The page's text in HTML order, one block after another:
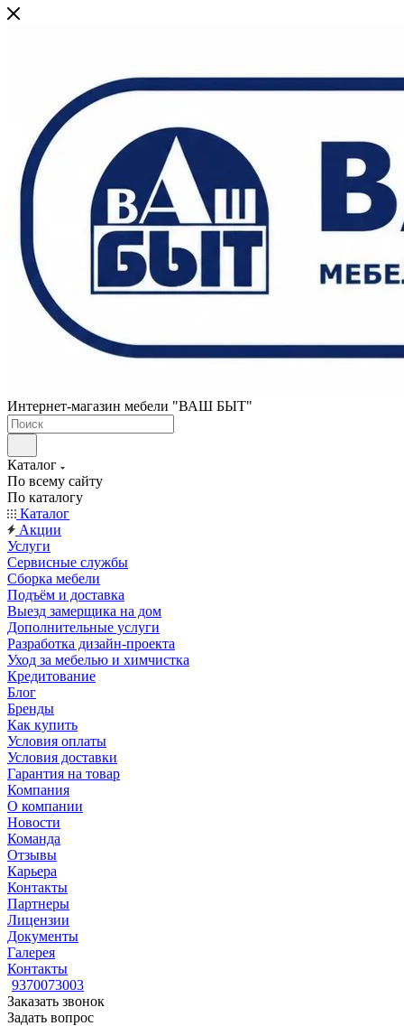
Интернет-магазин мебели "ВАШ БЫТ"
Каталог
По всему сайту
По каталогу
Каталог
Акции
Услуги
Сервисные службы
Сборка мебели
Подъём и доставка
Выезд замерщика на дом
Дополнительные услуги
Разработка дизайн-проекта
Уход за мебелью и химчистка
Кредитование
Блог
Бренды
Как купить
Условия оплаты
Условия доставки
Гарантия на товар
Компания
О компании
Новости
Команда
Отзывы
Карьера
Контакты
Партнеры
Лицензии
Документы
Галерея
Контакты
9370073003
Заказать звонок
Задать вопрос